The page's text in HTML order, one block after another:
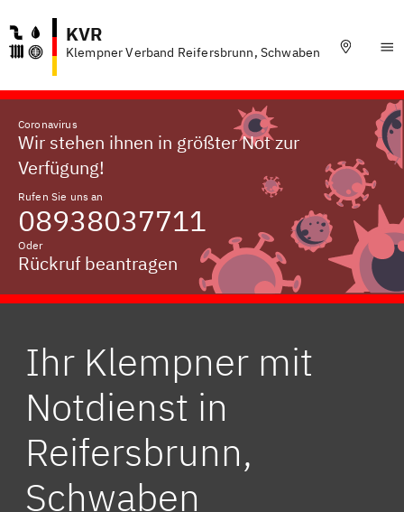
KVR
Klempner Verband Reifersbrunn, Schwaben
Coronavirus
Wir stehen ihnen in größter Not zur
Verfügung!
Rufen Sie uns an
08938037711
Oder
Rückruf beantragen
Ihr Klempner mit
Notdienst in
Reifersbrunn,
Schwaben